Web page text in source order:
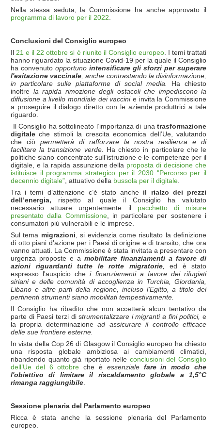
Nella stessa seduta, la Commissione ha anche approvato il
programma di lavoro per il 2022
Conclusioni del Consiglio europeo
Il 21 e il 22 ottobre si è riunito il Consiglio europeo. I temi trattati
hanno riguardato la situazione Covid-19 per la quale il Consiglio
ha convenuto opportuno intensificare gli sforzi per superare
l'esitazione vaccinale , anche contrastando la disinformazione,
in particolare sulle piattaforme di social media. Ha chiesto
inoltre la rapida rimozione degli ostacoli che impediscono la
diffusione a livello mondiale dei vaccini e invita la Commissione
a proseguire il dialogo diretto con le aziende produttrici a tale
riguardo.
Il Consiglio ha sottolineato l’importanza di una trasformazione
digitale che stimoli la crescita economica dell’Ue, valutando
che ciò permetterà di rafforzare la nostra resilienza e di
facilitare la transizione verde.
Ha chiesto in particolare che le
politiche siano concentrate sull’istruzione e le competenze per il
digitale, e la rapida assunzione della proposta di decisione che
istituisce il programma strategico per il 2030 "Percorso per il
decennio digitale” , attuativo della bussola per il digitale
Tra i temi d’attenzione c’è stato anche il rialzo dei prezzi
dell’energia, rispetto al quale il Consiglio ha valutato
necessario attuare urgentemente il pacchetto di misure
presentato dalla Commissione, in particolare per sostenere i
consumatori più vulnerabili e le imprese.
Sul tema migrazioni , si evidenzia come risultato la definizione
di otto piani d'azione per i Paesi di origine e di transito, che ora
vanno attuati. La Commissione è stata invitata a presentare con
urgenza proposte e a mobilitare finanziamenti a favore di
azioni riguardanti tutte le rotte migratorie, ed è stato
espresso l'auspicio che i finanziamenti a favore dei rifugiati
siriani e delle comunità di accoglienza in Turchia, Giordania,
Libano e altre parti della regione, incluso l'Egitto, a titolo dei
pertinenti strumenti siano mobilitati tempestivamente.
Il Consiglio ha ribadito che non accetterà alcun tentativo da
parte di Paesi terzi di strumentalizzare i migranti a fini politici,e
la propria determinazionead assicurare il controllo efficace
delle sue frontiere esterne.
In vista della Cop 26 di Glasgow il Consiglio europeo ha chiesto
una risposta globale ambiziosa ai cambiamenti climatici,
ribandendo quanto già riportato nelle conclusioni del Consiglio
dell’Ue del 6 ottobre che è essenziale fare in modo che
l'obiettivo di limitare il riscaldamento globale a 1,5°C
rimanga raggiungibile
Sessione plenaria del Parlamento europeo
Ricca è stata anche la sessione plenaria del Parlamento
europeo.